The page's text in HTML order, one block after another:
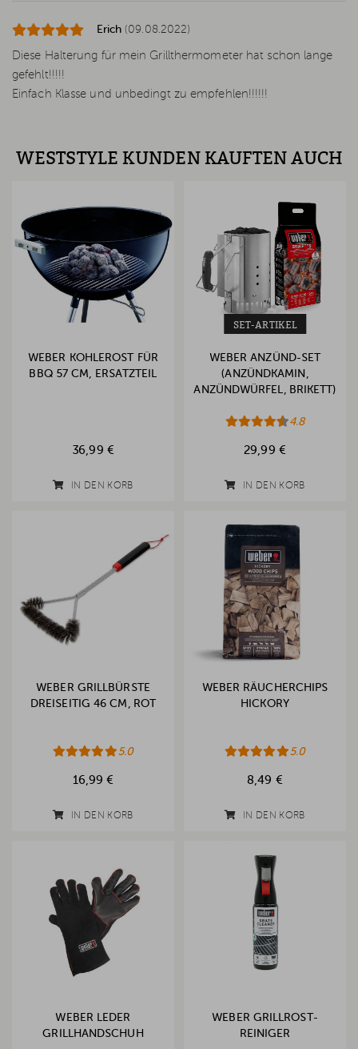
Erich (09.08.2022)
Diese Halterung für mein Grillthermometer hat schon lange
gefehlt!!!!!
Einfach Klasse und unbedingt zu empfehlen!!!!!!
WESTSTYLE KUNDEN KAUFTEN AUCH
WEBER KOHLEROST FÜR
BBQ 57 CM, ERSATZTEIL
36,99 €
IN DEN KORB
SET-ARTIKEL
WEBER ANZÜND-SET
(ANZÜNDKAMIN,
ANZÜNDWÜRFEL, BRIKETT)
4.8
29,99 €
IN DEN KORB
WEBER GRILLBÜRSTE
DREISEITIG 46 CM, ROT
5.0
16,99 €
IN DEN KORB
WEBER RÄUCHERCHIPS
HICKORY
5.0
8,49 €
IN DEN KORB
WEBER LEDER
GRILLHANDSCHUH
WEBER GRILLROST-
REINIGER